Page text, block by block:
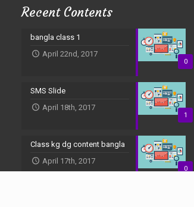
Recent Contents
0
bangla class 1
April 22nd, 2017
1
SMS Slide
April 18th, 2017
0
Class kg dg content bangla
April 17th, 2017